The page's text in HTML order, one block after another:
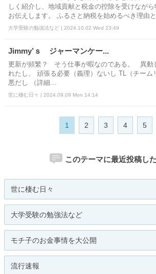
しく紹介し、地域貢献と税金の控除を受けなが
お伝えします。 ふるさと納税を始めるべき理由と
大学受験の勉強法など | 2024.10.02 Wed 23:49
Jimmy’ｓ ジャーマンケー...
更新が頻繁？ そう仕事が暇なのである。 異動
れたし、 頑張る必要（義理）ないし TL（チーム
悪だし （詳細...
世に棲む日々 | 2024.09.09 Mon 14:14
1 2 3 4 5
このテーマに最近投稿し
世に棲む日々
大学受験の勉強法など
モチ子のお金事情を大公開
流行速報